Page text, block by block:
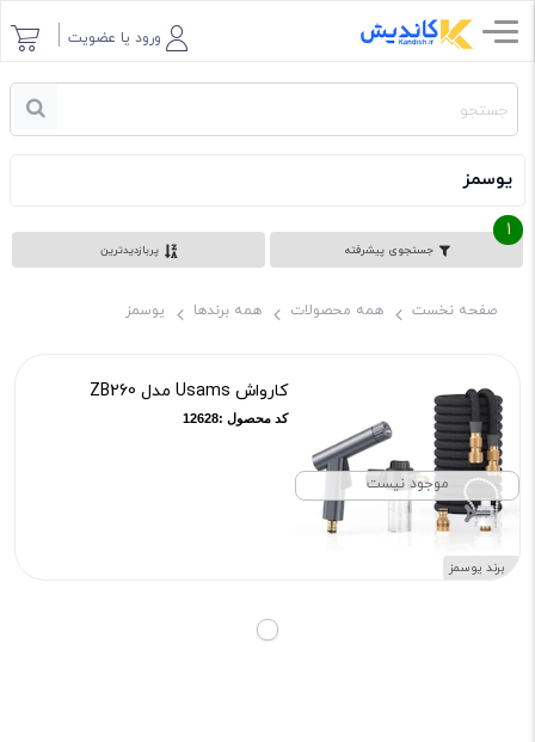
ورود یا عضویت
یوسمز
جستجوی پیشرفته
1
پربازدیدترین
صفحه نخست همه محصولات همه برندها یوسمز
موجود نیست
برند یوسمز
کارواش Usams مدل ZB260
کد محصول :12628